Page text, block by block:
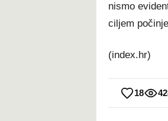
nismo
ciljem
(index.hr)
18